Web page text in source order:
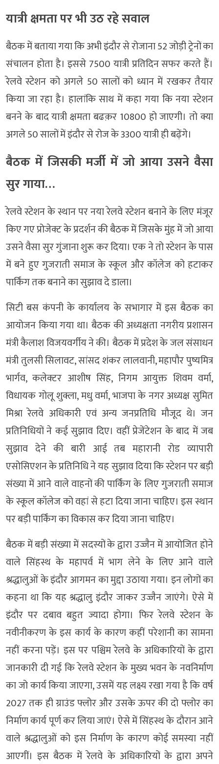
यात्री क्षमता पर भी उठ रहे सवाल
बैठक में बताया गया कि अभी इंदौर से रोजाना 52 जोड़ी ट्रेनों का
संचालन होता है। इससे 7500 यात्री प्रतिदिन सफर करते हैं।
रेलवे स्टेशन को अगले 50 सालों को ध्यान में रखकर तैयार
किया जा रहा है। हालांकि साथ में कहा गया कि नया स्टेशन
बनने के बाद यात्री क्षमता बढक़र 10800 हो जाएगी। तो क्या
अगले 50 सालों में इंदौर से रोज के 3300 यात्री ही बढ़ेंगे।
बैठक में जिसकी मर्जी में जो आया उसने वैसा
सुर गाया…
रेलवे स्टेशन के स्थान पर नया रेलवे स्टेशन बनाने के लिए मंजूर
किए गए प्रोजेक्ट के प्रदर्शन की बैठक में जिसके मुंह में जो आया
उसने वैसा सुर गुंजाना शुरू कर दिया। एक ने तो स्टेशन के पास
में बने हुए गुजराती समाज के स्कूल और कॉलेज को हटाकर
पार्किंग तक बनाने का सुझाव दे डाला।
सिटी बस कंपनी के कार्यालय के सभागार में इस बैठक का
आयोजन किया गया था। बैठक की अध्यक्षता नगरीय प्रशासन
मंत्री कैलाश विजयवर्गीय ने की। बैठक में प्रदेश के जल संसाधन
मंत्री तुलसी सिलावट, सांसद शंकर लालवानी, महापौर पुष्यमित्र
भार्गव, कलेक्टर आशीष सिंह, निगम आयुक्त शिवम वर्मा,
विधायक गोलू शुक्ला, मधु वर्मा, भाजपा के नगर अध्यक्ष सुमित
मिश्रा रेलवे अधिकारी एवं अन्य जनप्रतिधि मौजूद थे। जन
प्रतिनिधियों ने कई सुझाव दिए। वहीं प्रेजेंटेशन के बाद में जब
सुझाव देने की बारी आई तब महारानी रोड व्यापारी
एसोसिएशन के प्रतिनिधि ने यह सुझाव दिया कि स्टेशन पर बड़ी
संख्या में आने वाले वाहनों की पार्किंग के लिए गुजराती समाज
के स्कूल कॉलेज को वहां से हटा दिया जाना चाहिए। इस स्थान
पर बड़ी पार्किंग का विकास कर दिया जाना चाहिए।
बैठक में बड़ी संख्या में सदस्यों के द्वारा उज्जैन में आयोजित होने
वाले सिंहस्थ के महापर्व में भाग लेने के लिए आने वाले
श्रद्धालुओं के इंदौर आगमन का मुद्दा उठाया गया। इन लोगों का
कहना था कि यह श्रद्धालु इंदौर जाकर उज्जैन जाएंगे। ऐसे में
इंदौर पर दबाव बहुत ज्यादा होगा। फिर रेलवे स्टेशन के
नवीनीकरण के इस कार्य के कारण कहीं परेशानी का सामना
नहीं करना पड़ें। इस पर पश्चिम रेलवे के अधिकारियों के द्वारा
जानकारी दी गई कि रेलवे स्टेशन के मुख्य भवन के नवनिर्माण
का जो कार्य किया जाएगा, उसमें यह लक्ष्य रखा गया है कि वर्ष
2027 तक ही ग्राउंड फ्लोर और उसके ऊपर की दो फ्लोर का
निर्माण कार्य पूर्ण कर लिया जाएं। ऐसे में सिंहस्थ के दौरान आने
वाले श्रद्धालुओं को इस निर्माण के कारण कोई समस्या नहीं
आएगीं। इस बैठक में रेलवे के अधिकारियों के द्वारा अपने